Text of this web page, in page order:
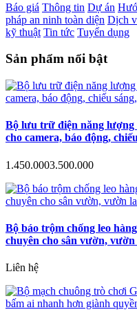
Báo giá Thông tin Dự án
pháp an ninh toàn diện Dịch
kỹ thuật Tin tức Tuyển dụng
Sản phẩm nổi bật
Bộ lưu trữ điện năng
cho camera, báo động,
1.450.0003.500.000
Bộ báo trộm chống leo
chuyên cho sân vườn,
Liên hệ